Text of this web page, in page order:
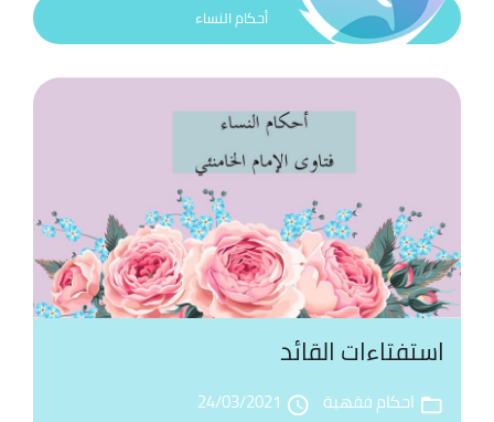
أحكام النساء
استفتاءات القائد
folder_open احكام فقهية access_time
24/03/2021